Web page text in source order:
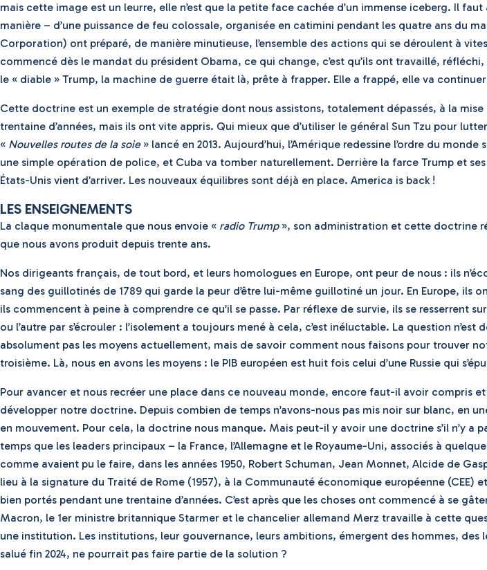
mais cette image est un leurre, elle n’est que la petite face cachée d’un immense iceberg. Il
manière – d’une puissance de feu colossale, organisée en catimini pendant les quatre ans du
Corporation) ont préparé, de manière minutieuse, l’ensemble des actions qui se déroulent à
commencé dès le mandat du président Obama, ce qui change, c’est qu’ils ont travaillé,
le « diable » Trump, la machine de guerre était là, prête à frapper. Elle a frappé, elle va
Cette doctrine est un exemple de stratégie dont nous assistons, totalement dépassés, à la
trentaine d’années, mais ils ont vite appris. Qui mieux que d’utiliser le général Sun Tzu pour
« Nouvelles routes de la soie» lancé en 2013. Aujourd’hui, l’Amérique redessine l’ordre du
une simple opération de police, et Cuba va tomber naturellement. Derrière la farce Trump et
États-Unis vient d’arriver. Les nouveaux équilibres sont déjà en place. America is back !
LES ENSEIGNEMENTS
La claque monumentale que nous envoie « radio Trump», son administration et cette doctrine
que nous avons produit depuis trente ans.
Nos dirigeants français, de tout bord, et leurs homologues en Europe, ont peur de nous : ils
sang des guillotinés de 1789 qui garde la peur d’être lui-même guillotiné un jour. En Europe,
ils commencent à peine à comprendre ce qu’il se passe. Par réflexe de survie, ils se
ou l’autre par s’écrouler : l’isolement a toujours mené à cela, c’est inéluctable. La question
absolument pas les moyens actuellement, mais de savoir comment nous faisons pour trouver
troisième. Là, nous en avons les moyens : le PIB européen est huit fois celui d’une Russie qui
Pour avancer et nous recréer une place dans ce nouveau monde, encore faut-il avoir
développer notre doctrine. Depuis combien de temps n’avons-nous pas mis noir sur blanc, en
en mouvement. Pour cela, la doctrine nous manque. Mais peut-il y avoir une doctrine s’il n’y a
temps que les leaders principaux – la France, l’Allemagne et le Royaume-Uni, associés à
comme avaient pu le faire, dans les années 1950, Robert Schuman, Jean Monnet, Alcide de
lieu à la signature du Traité de Rome (1957), à la Communauté économique européenne
bien portés pendant une trentaine d’années. C’est après que les choses ont commencé à se
Macron, le 1er ministre britannique Starmer et le chancelier allemand Merz travaille à cette
une institution. Les institutions, leur gouvernance, leurs ambitions, émergent des hommes, des
salué fin 2024, ne pourrait pas faire partie de la solution ?